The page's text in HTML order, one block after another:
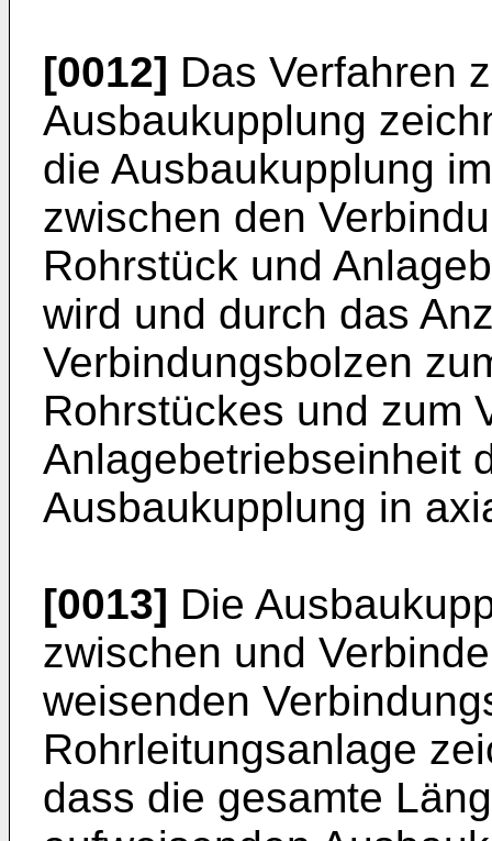
[0012] Das Verfahren
Ausbaukupplung
die Ausbaukupplung
zwischen den
Rohrstück und
wird und durch das
Verbindungsbolzen
Rohrstückes und zum
Anlagebetriebseinheit
Ausbaukupplung in
[0013] Die
zwischen und
weisenden
Rohrleitungsanlage
dass die gesamte